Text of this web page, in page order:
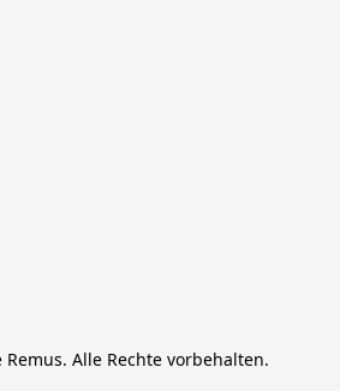
Alle Rechte vorbehalten.